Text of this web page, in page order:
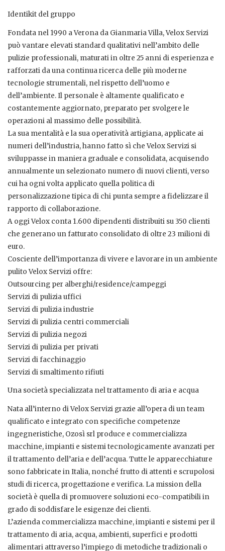
Identikit del gruppo
Fondata nel 1990 a Verona da Gianmaria Villa, Velox Servizi
può vantare elevati standard qualitativi nell’ambito delle
pulizie professionali, maturati in oltre 25 anni di esperienza e
rafforzati da una continua ricerca delle più moderne
tecnologie strumentali, nel rispetto dell’uomo e
dell’ambiente. Il personale è altamente qualificato e
costantemente aggiornato, preparato per svolgere le
operazioni al massimo delle possibilità.
La sua mentalità e la sua operatività artigiana, applicate ai
numeri dell’industria, hanno fatto sì che Velox Servizi si
sviluppasse in maniera graduale e consolidata, acquisendo
annualmente un selezionato numero di nuovi clienti, verso
cui ha ogni volta applicato quella politica di
personalizzazione tipica di chi punta sempre a fidelizzare il
rapporto di collaborazione.
A oggi Velox conta 1.600 dipendenti distribuiti su 350 clienti
che generano un fatturato consolidato di oltre 23 milioni di
euro.
Cosciente dell’importanza di vivere e lavorare in un ambiente
pulito Velox Servizi offre:
Outsourcing per alberghi/residence/campeggi
Servizi di pulizia uffici
Servizi di pulizia industrie
Servizi di pulizia centri commerciali
Servizi di pulizia negozi
Servizi di pulizia per privati
Servizi di facchinaggio
Servizi di smaltimento rifiuti
Una società specializzata nel trattamento di aria e acqua
Nata all’interno di Velox Servizi grazie all’opera di un team
qualificato e integrato con specifiche competenze
ingegneristiche, Ozosì srl produce e commercializza
macchine, impianti e sistemi tecnologicamente avanzati per
il trattamento dell’aria e dell’acqua. Tutte le apparecchiature
sono fabbricate in Italia, nonché frutto di attenti e scrupolosi
studi di ricerca, progettazione e verifica. La mission della
società è quella di promuovere soluzioni eco-compatibili in
grado di soddisfare le esigenze dei clienti.
L’azienda commercializza macchine, impianti e sistemi per il
trattamento di aria, acqua, ambienti, superfici e prodotti
alimentari attraverso l’impiego di metodiche tradizionali o